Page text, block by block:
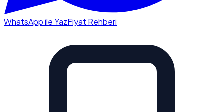
WhatsApp ile YazFiyat Rehberi